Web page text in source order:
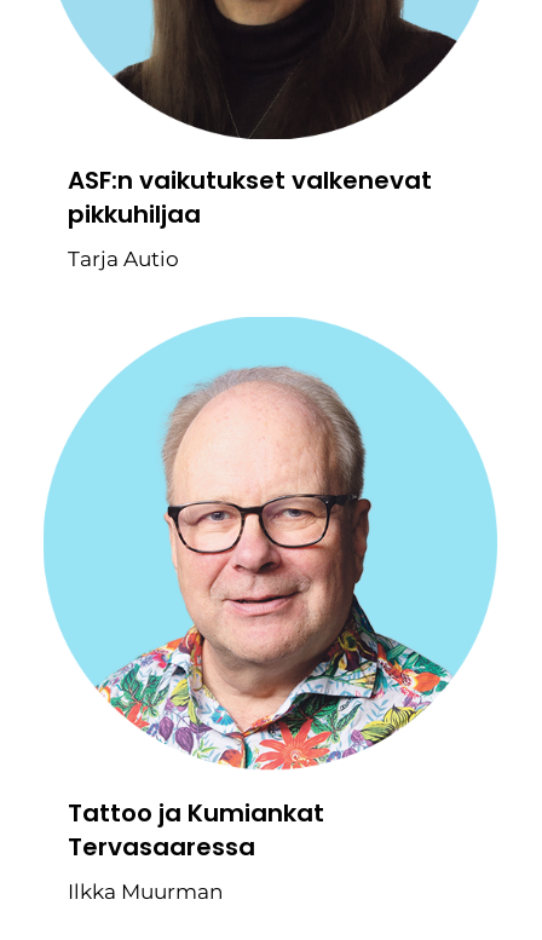
ASF:n vaikutukset valkenevat
pikkuhiljaa
Tarja Autio
Tattoo ja Kumiankat
Tervasaaressa
Ilkka Muurman